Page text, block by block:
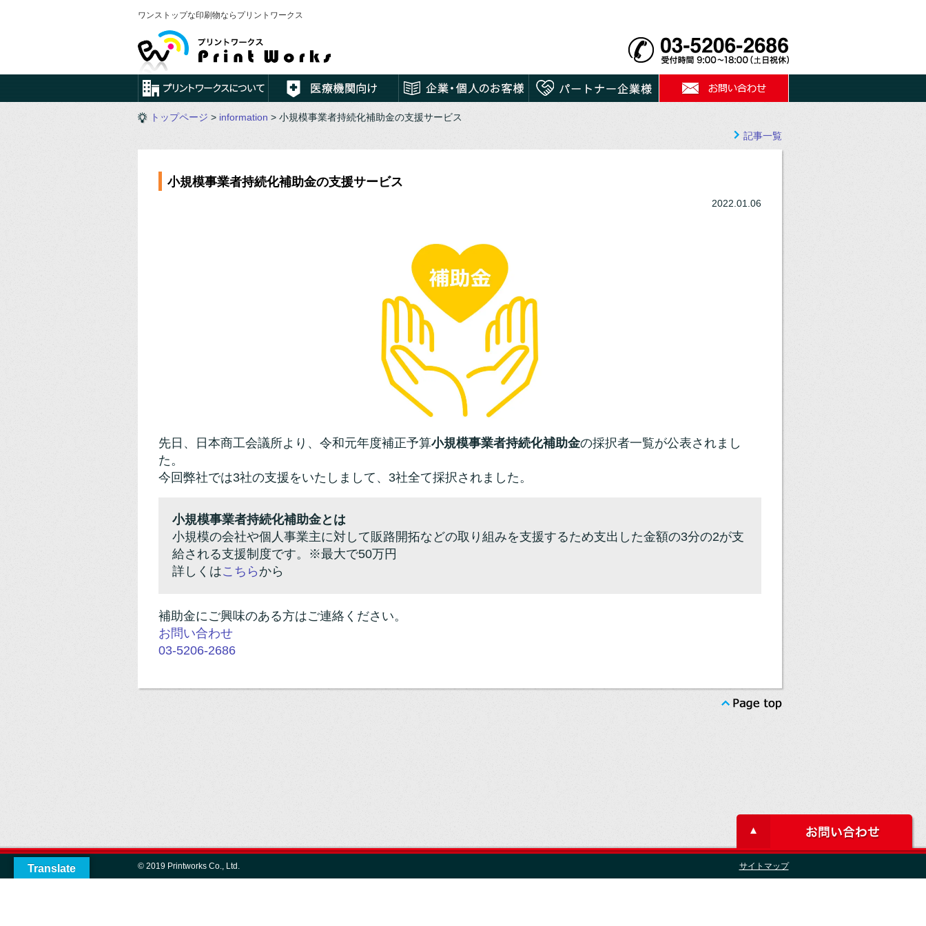
ワンストップな印刷物ならプリントワークス
トップページ > information > 小規模事業者持続化補助金の支援サービス
記事一覧
小規模事業者持続化補助金の支援サービス
2022.01.06
先日、日本商工会議所より、令和元年度補正予算小規模事業者持続化補助金の採択者一覧が公表されまし
た。
今回弊社では3社の支援をいたしまして、3社全て採択されました。
小規模事業者持続化補助金とは
小規模の会社や個人事業主に対して販路開拓などの取り組みを支援するため支出した金額の3分の2が支
給される支援制度です。※最大で50万円
詳しくはこちら から
補助金にご興味のある方はご連絡ください。
お問い合わせ
03-5206-2686
サイトマップ
© 2019 Printworks Co., Ltd.
Translate